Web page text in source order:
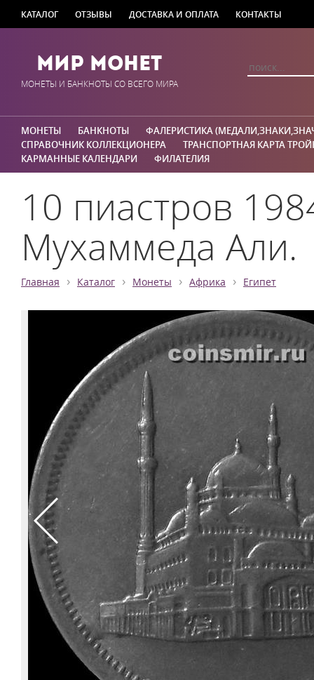
КАТАЛОГ ОТЗЫВЫ ДОСТАВКА И ОПЛАТА КОНТАКТЫ
Мир Монет
МОНЕТЫ И БАНКНОТЫ СО ВСЕГО МИРА
МОНЕТЫ БАНКНОТЫ
ФАЛЕРИСТИКА
СПРАВОЧНИК КОЛЛЕКЦИОНЕРА
ТРАНСПОРТНАЯ КАРТА
КАРМАННЫЕ КАЛЕНДАРИ
ФИЛАТЕЛИЯ
10 пиастров
Мухаммеда Али.
Главная › Каталог › Монеты › Африка › Египет